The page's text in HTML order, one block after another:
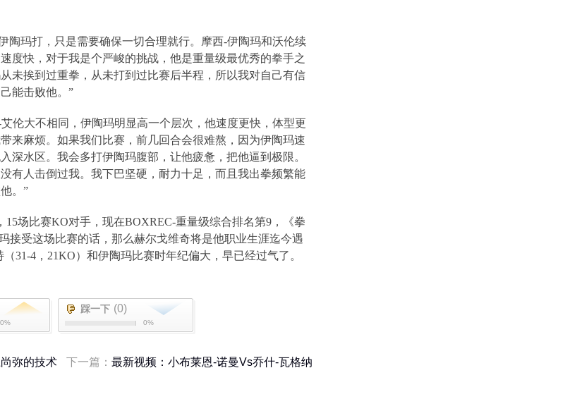
陶玛打，只是需要确保一切合理就行。摩西-伊陶玛和沃伦续
度快，对于我是个严峻的挑战，他是重量级最优秀的拳手之
未挨到过重拳，从未打到过比赛后半程，所以我对自己有信
能击败他。”
艾伦大不相同，伊陶玛明显高一个层次，他速度更快，体型更
来麻烦。如果我们比赛，前几回合会很难熬，因为伊陶玛速
深水区。我会多打伊陶玛腹部，让他疲惫，把他逼到极限。
有人击倒过我。我下巴坚硬，耐力十足，而且我出拳频繁能
。”
15场比赛KO对手，现在BOXREC-重量级综合排名第9 ，《拳
接受这场比赛的话，那么赫尔戈维奇将是他职业生涯迄今遇
（31-4 ， 21KO）和伊陶玛比赛时年纪偏大，早已经过气了。
0%
踩一下 (0)
0%
下一篇： 最新视频：小布莱恩-诺曼Vs乔什-瓦格纳
弥的技术